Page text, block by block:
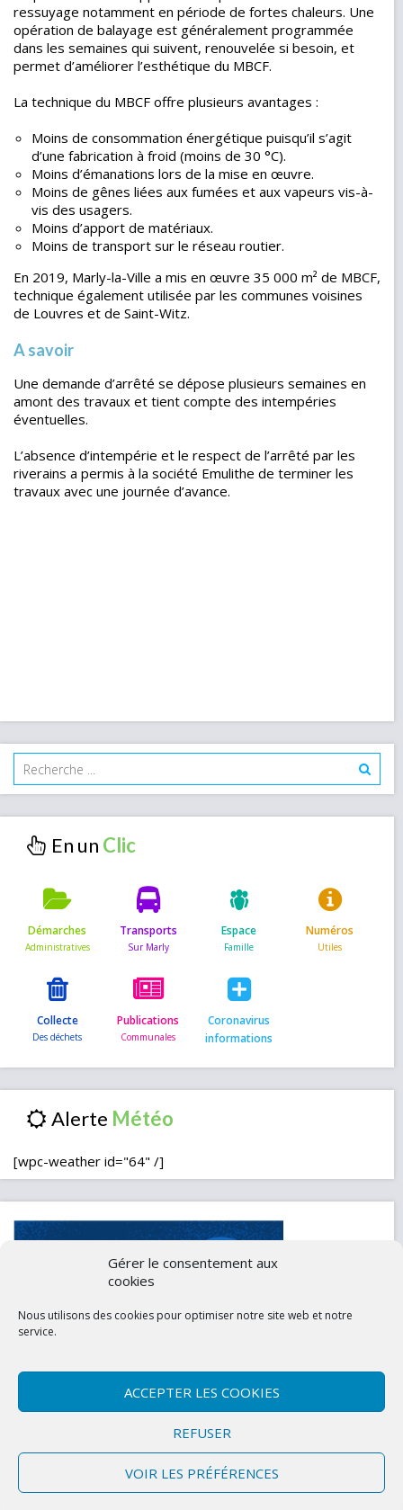
Gérer le consentement aux
cookies
Nous utilisons des cookies pour optimiser notre site web et notre
service.
ACCEPTER LES COOKIES
REFUSER
VOIR LES PRÉFÉRENCES
ressuyage notamment en période de fortes chaleurs. Une
opération de balayage est généralement programmée
dans les semaines qui suivent, renouvelée si besoin, et
permet d’améliorer l’esthétique du MBCF.
La technique du MBCF offre plusieurs avantages :
Moins de consommation énergétique puisqu’il s’agit
d’une fabrication à froid (moins de 30 °C).
Moins d’émanations lors de la mise en œuvre.
Moins de gênes liées aux fumées et aux vapeurs vis-à-
vis des usagers.
Moins d’apport de matériaux.
Moins de transport sur le réseau routier.
En 2019, Marly-la-Ville a mis en œuvre 35 000 m² de MBCF,
technique également utilisée par les communes voisines
de Louvres et de Saint-Witz.
A savoir
Une demande d’arrêté se dépose plusieurs semaines en
amont des travaux et tient compte des intempéries
éventuelles.
L’absence d’intempérie et le respect de l’arrêté par les
riverains a permis à la société Emulithe de terminer les
travaux avec une journée d’avance.
En un
Démarches Transports Espace Numéros
Collecte Publications
Coronavirus
informations
Alerte
[wpc-weather id="64" /]
Politique de confidentialité (UE)
Copyright © 2026 Marly-la-Ville
Site conçu et développé par l'Union des